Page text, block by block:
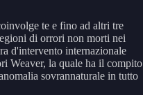
te e fino ad altri tre
di orrori non morti nei
d'intervento internazionale
Weaver, la quale ha il compito
sovrannaturale in tutto